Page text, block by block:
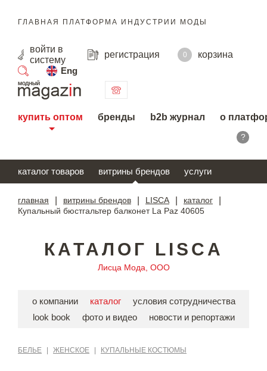
ГЛАВНАЯ ПЛАТФОРМА ИНДУСТРИИ МОДЫ
войти в
систему
регистрация 0
корзина
Eng
поиск
купить оптом бренды b2b журнал о
?
каталог товаров витрины брендов услуги
главная витрины брендов LISCA каталог
Купальный бюстгальтер балконет La Paz 40605
КАТАЛОГ LISCA
Лисца Мода, ООО
о компании каталог
условия сотрудничества
look book
фото и видео новости и репортажи
БЕЛЬЕ ЖЕНСКОЕ КУПАЛЬНЫЕ КОСТЮМЫ